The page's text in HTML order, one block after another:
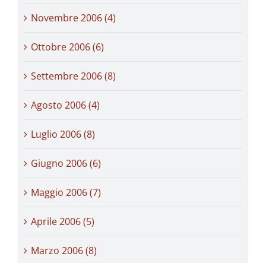
Novembre 2006 (4)
Ottobre 2006 (6)
Settembre 2006 (8)
Agosto 2006 (4)
Luglio 2006 (8)
Giugno 2006 (6)
Maggio 2006 (7)
Aprile 2006 (5)
Marzo 2006 (8)